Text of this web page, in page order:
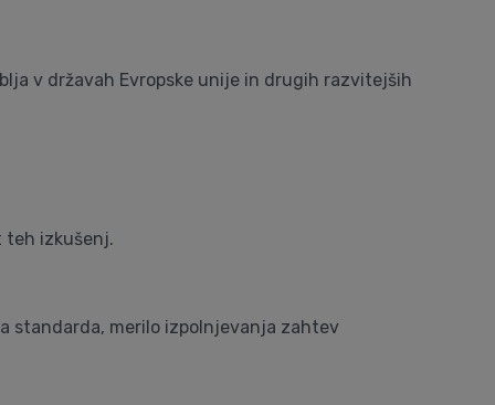
v državah Evropske unije in drugih razvitejših
teh izkušenj.
standarda, merilo izpolnjevanja zahtev